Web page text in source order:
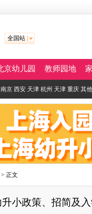
全国站
京幼儿园 教师园地
南京 西安 天津 杭州 天津 重庆 其他
> 正文
小政策、招简及